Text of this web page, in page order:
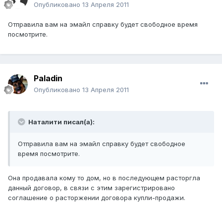
Опубликовано 13 Апреля 2011
Отправила вам на эмайл справку будет свободное время
посмотрите.
Paladin
Опубликовано 13 Апреля 2011
Наталити писал(а):
Отправила вам на эмайл справку будет свободное
время посмотрите.
Она продавала кому то дом, но в последующем расторгла
данный договор, в связи с этим зарегистрировано
соглашение о расторжении договора купли-продажи.